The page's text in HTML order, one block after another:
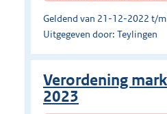
Geldend van 21-12-2022 t/
Uitgegeven door: Teylingen
Verordening
2023